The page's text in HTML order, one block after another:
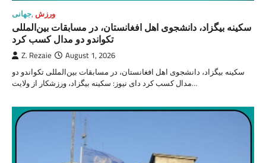
جهانی, ورزش
سکینه بیگزاد، دانشجوی اهل افغانستان، در مسابقات بین‌المللی
تکواندو دو مدال کسب کرد
Z. Rezaie August 1, 2026
سکینه بیگزاد، دانشجوی اهل افغانستان، در مسابقات بین‌المللی تکواندو دو
مدال کسب کرد دای نیوز: سکینه بیگزاد، ورزشکار از ولایت…